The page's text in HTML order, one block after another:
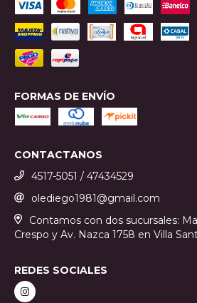
FORMAS DE ENVÍO
CONTACTANOS
4517-5051 / 47434529
olediego1981@gmail.com
Contamos con dos sucursales:
Crespo y Av. Nazca 1758 en Villa
REDES SOCIALES